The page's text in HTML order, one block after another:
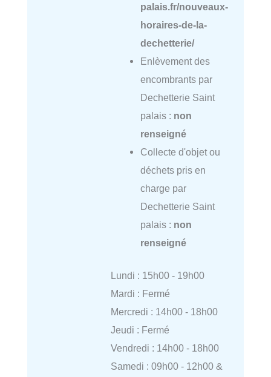
palais.fr/nouveaux-
horaires-de-la-
dechetterie/
Enlèvement des
encombrants par
Dechetterie Saint
palais : non
renseigné
Collecte d'objet ou
déchets pris en
charge par
Dechetterie Saint
palais : non
renseigné
Lundi : 15h00 - 19h00
Mardi : Fermé
Mercredi : 14h00 - 18h00
Jeudi : Fermé
Vendredi : 14h00 - 18h00
Samedi : 09h00 - 12h00 &